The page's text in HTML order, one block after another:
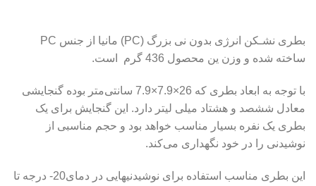
بطری نشـکن انرژی بدون نی بزرگ (PC) مانیا از جنس PC
ساخته شده و وزن ین محصول 436 گرم است.
با توجه به ابعاد بطری که 26×7.9×7.9 سانتی‌متر بوده گنجایشی
معادل ششصد و هشتاد میلی لیتر دارد. این گنجایش برای یک
بطری یک نفره بسیار مناسب خواهد بود و حجم مناسبی از
نوشیدنی را در خود نگهداری می‌کند.
این بطری مناسب استفاده برای نوشیدنیهایی در دمای20- درجه تا